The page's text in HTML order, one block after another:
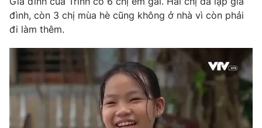
VTV9 VTV8
đình, còn 3 chị mùa hè cũng không ở nhà vì còn phải
đi làm thêm.